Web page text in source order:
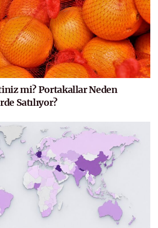
mi? Portakallar Neden
Satılıyor?